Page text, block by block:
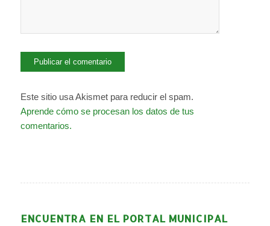
Este sitio usa Akismet para reducir el spam.
Aprende cómo se procesan los datos de tus
comentarios.
ENCUENTRA EN EL PORTAL MUNICIPAL